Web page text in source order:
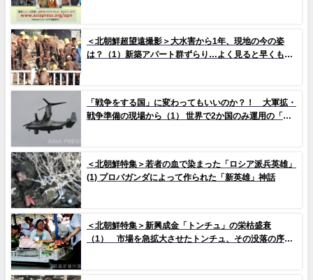
＜北朝鮮超望遠撮影＞大水害から1年、現地の今の姿
は？（1）新築アパート群ずらり…よく見ると早くもタ
「戦争をする国」に変わってもいいのか？！ 大軍拡・
戦争準備の現場から（1） 世界で2か国のみ運用の「欠
＜北朝鮮特集＞若者の血で染まった「ロシア派兵英雄」
(1) プロパガンダによって作られた「新英雄」神話
＜北朝鮮特集＞新興成金「トンチュ」の栄枯盛衰
（1） 市場を急拡大させたトンチュ、その没落の序幕